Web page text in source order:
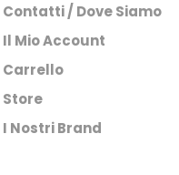
Contatti / Dove Siamo
Il Mio Account
Carrello
Store
I Nostri Brand